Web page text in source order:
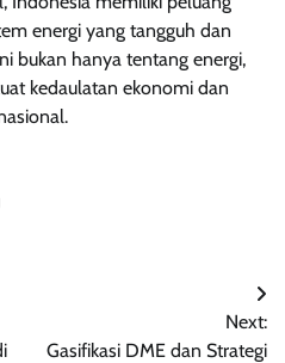
energi yang tangguh dan
bukan hanya tentang energi,
kedaulatan ekonomi dan
Next:
Gasifikasi DME dan Strategi